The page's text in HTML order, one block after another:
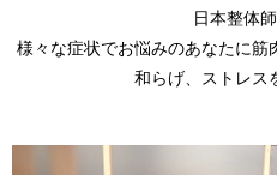
日本整体
様々な症状でお悩みのあなたに筋
和らげ、ストレス